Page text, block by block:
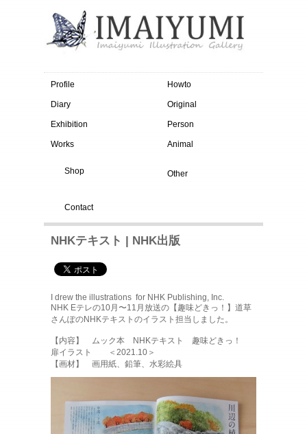
Profile
Diary
Exhibition
Works
Howto
Original
Person
Animal
Other
Shop
Contact
NHKテキスト | NHK出版
I drew the illustrations for NHK Publishing, Inc.
NHK Eテレの10月〜11月放送の【趣味どきっ！】道草
さんぽのNHKテキストのイラスト担当しました。
【内容】 ムック本 NHKテキスト 趣味どきっ！
扉イラスト ＜2021.10＞
【画材】 画用紙、鉛筆、水彩絵具